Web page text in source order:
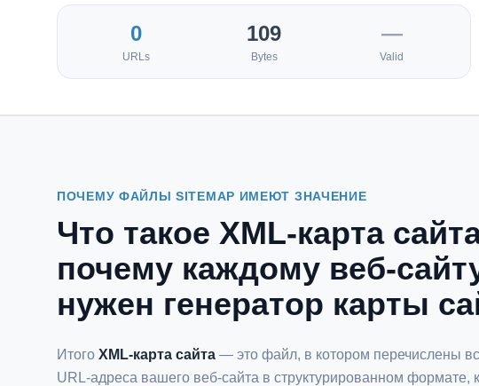
0
URLs
109
Bytes
—
Valid
ПОЧЕМУ ФАЙЛЫ SITEMAP ИМЕЮТ ЗНАЧЕНИЕ
Что такое XML-карта
почему каждому веб-
нужен генератор карты
Итого XML-карта сайта — это файл, в котором перечислены
URL-адреса вашего веб-сайта в структурированном формате,